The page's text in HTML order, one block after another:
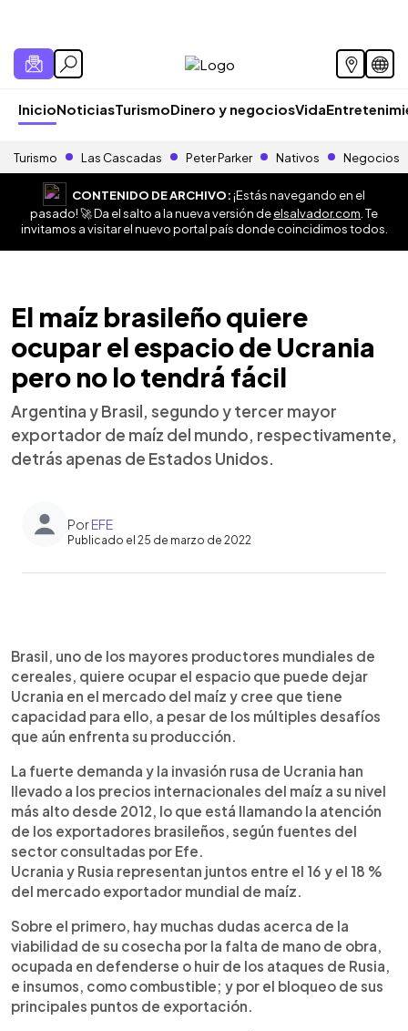
InicioNoticiasTurismoDinero y negociosVida
Turismo Las Cascadas Peter Parker Nativos Negocios
CONTENIDO DE ARCHIVO:¡Estás navegando en el
pasado! 🚀 Da el salto a la nueva versión deelsalvador.com . Te
invitamos a visitar el nuevo portal país donde coincidimos todos.
El maíz brasileño quiere
ocupar el espacio de Ucrania
pero no lo tendrá fácil
Argentina y Brasil, segundo y tercer mayor
exportador de maíz del mundo, respectivamente,
detrás apenas de Estados Unidos.
PorEFE
Publicado el 25 de marzo de 2022
Escuchar artículo
Brasil, uno de los mayores productores mundiales de
cereales, quiere ocupar el espacio que puede dejar
Ucrania en el mercado del maíz y cree que tiene
capacidad para ello, a pesar de los múltiples desafíos
que aún enfrenta su producción.
La fuerte demanda y la invasión rusa de Ucrania han
llevado a los precios internacionales del maíz a su nivel
más alto desde 2012, lo que está llamando la atención
de los exportadores brasileños, según fuentes del
sector consultadas por Efe.
Ucrania y Rusia representan juntos entre el 16 y el 18 %
del mercado exportador mundial de maíz.
Sobre el primero, hay muchas dudas acerca de la
viabilidad de su cosecha por la falta de mano de obra,
ocupada en defenderse o huir de los ataques de Rusia,
e insumos, como combustible; y por el bloqueo de sus
principales puntos de exportación.